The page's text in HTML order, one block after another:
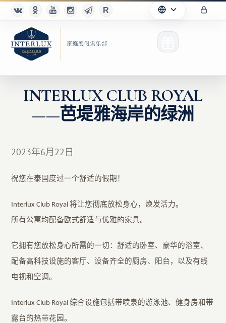
俱乐部
INTERLUX CLUB ROYAL
——芭堤雅海岸的绿洲
2023年6月22日
祝您在泰国度过一个舒适的假期！
Interlux Club Royal 将让您彻底放松身心，焕发活力。
所有公寓均配备欧式舒适与优雅的家具。
它拥有您放松身心所需的一切：舒适的卧室、豪华的浴室、
配备高科技设施的客厅、设备齐全的厨房、阳台，以及有线
电视和空调。
Interlux Club Royal 综合设施包括带喷泉的游泳池、健身房和带
露台的热带花园。